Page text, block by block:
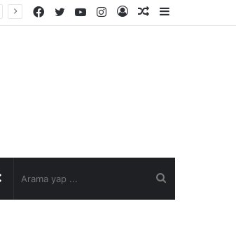
Kenar
Rastgele
Kayıt
Instagram
YouTube
Twitter
Facebook
Rastgele